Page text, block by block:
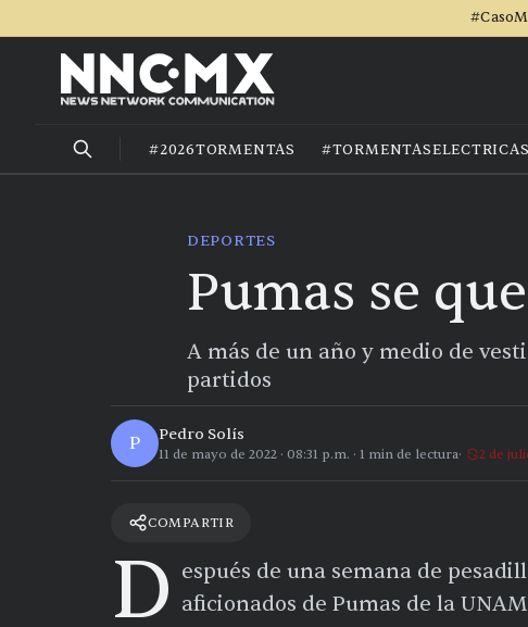
#2026TORMENTAS #TORMENTASELECTRICAS
DEPORTES
Pumas se
A más de un año y medio de
partidos
P Pedro Solís
11 de mayo de 2022 · 08:31 p.m. · 1 min de lectura 2 de
COMPARTIR
D espués de una semana de
aficionados de Pumas de la